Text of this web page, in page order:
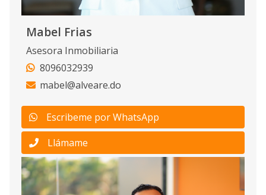
Mabel Frias
Asesora Inmobiliaria
8096032939
mabel@alveare.do
Escribeme por WhatsApp
Llámame